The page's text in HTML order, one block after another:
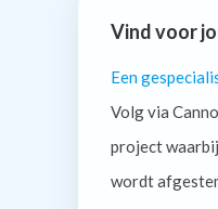
Vind voor
Een
Volg via
project
wordt